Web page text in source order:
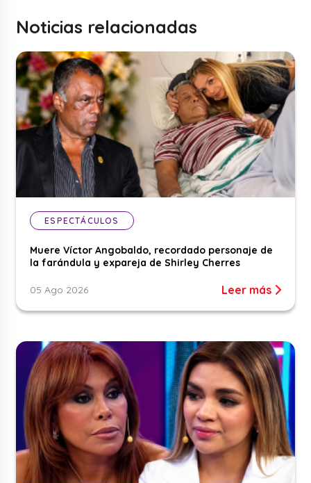
Noticias relacionadas
ESPECTÁCULOS
Muere Víctor Angobaldo, recordado personaje de
la farándula y expareja de Shirley Cherres
05 Ago 2026 Leer más